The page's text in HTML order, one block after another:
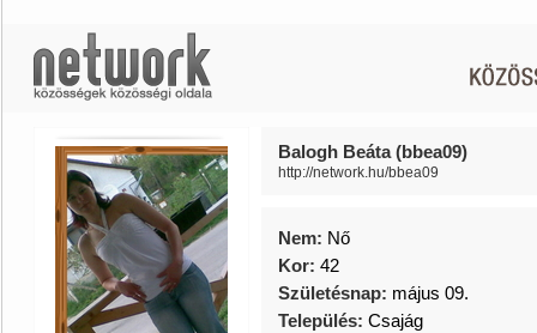
Balogh Beáta (bbea09)
http://network.hu/bbea09
Nem: Nő
Kor: 42
Születésnap: május 09.
Település: Csajág